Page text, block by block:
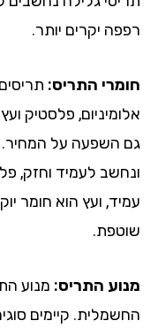
יקרים יותר.
התריס:תריסים
פלסטיק ועץ.
השפעה על המחיר.
לעמיד וחזק,
ועץ הוא חומר
התריס:מנוע
קיימים סוגים